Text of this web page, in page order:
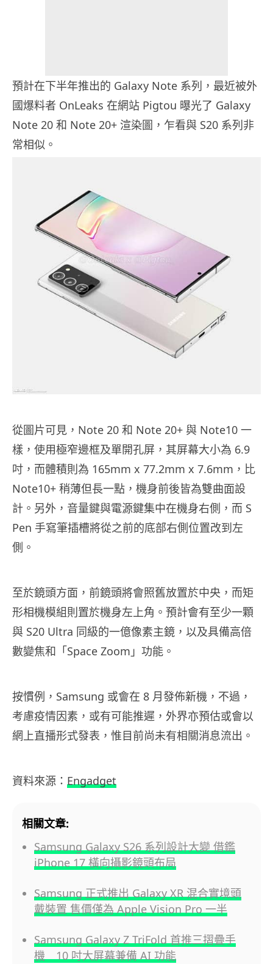
預計在下半年推出的 Galaxy Note 系列，最近被外
國爆料者 OnLeaks 在網站 Pigtou 曝光了 Galaxy
Note 20 和 Note 20+ 渲染圖，乍看與 S20 系列非
常相似。
從圖片可見，Note 20 和 Note 20+ 與 Note10 一
樣，使用極窄邊框及單開孔屏，其屏幕大小為 6.9
吋，而體積則為 165mm x 77.2mm x 7.6mm，比
Note10+ 稍薄但長一點，機身前後皆為雙曲面設
計。另外，音量鍵與電源鍵集中在機身右側，而 S
Pen 手寫筆插槽將從之前的底部右側位置改到左
側。
至於鏡頭方面，前鏡頭將會照舊放置於中央，而矩
形相機模組則置於機身左上角。預計會有至少一顆
與 S20 Ultra 同級的一億像素主鏡，以及具備高倍
數變焦和「Space Zoom」功能。
按慣例，Samsung 或會在 8 月發佈新機，不過，
考慮疫情因素，或有可能推遲，外界亦預估或會以
網上直播形式發表，惟目前尚未有相關消息流出。
資料來源： Engadget
相關文章:
Samsung Galaxy S26 系列設計大變 借鑑
iPhone 17 橫向攝影鏡頭布局
Samsung 正式推出 Galaxy XR 混合實境頭
戴裝置 售價僅為 Apple Vision Pro 一半
Samsung Galaxy Z TriFold 首推三摺疊手
機 10 吋大屏幕兼備 AI 功能